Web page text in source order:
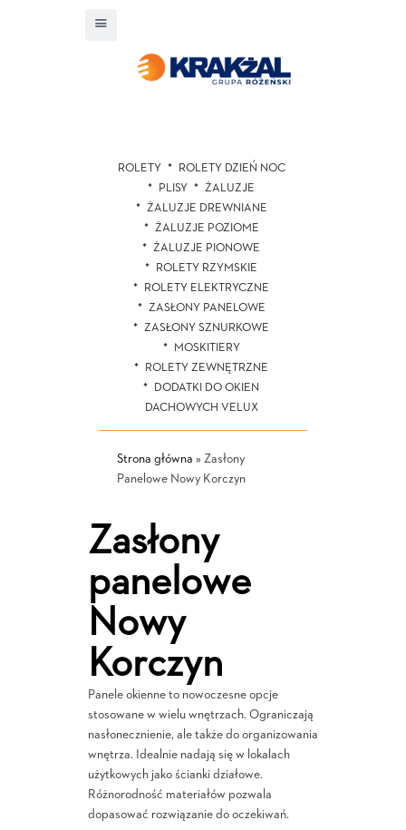
ROLETY
ROLETY DZIEŃ NOC
PLISY
ŻALUZJE
ŻALUZJE DREWNIANE
ŻALUZJE POZIOME
ŻALUZJE PIONOWE
ROLETY RZYMSKIE
ROLETY ELEKTRYCZNE
ZASŁONY PANELOWE
ZASŁONY SZNURKOWE
MOSKITIERY
ROLETY ZEWNĘTRZNE
DODATKI DO OKIEN
DACHOWYCH VELUX
Strona główna » Zasłony
Panelowe Nowy Korczyn
Zasłony
panelowe
Nowy
Korczyn
Panele okienne to nowoczesne opcje
stosowane w wielu wnętrzach. Ograniczają
nasłonecznienie, ale także do organizowania
wnętrza. Idealnie nadają się w lokalach
użytkowych jako ścianki działowe.
Różnorodność materiałów pozwala
dopasować rozwiązanie do oczekiwań.